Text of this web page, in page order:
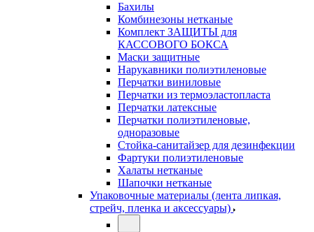
Бахилы
Комбинезоны нетканые
Комплект ЗАЩИТЫ для
КАССОВОГО БОКСА
Маски защитные
Нарукавники полиэтиленовые
Перчатки виниловые
Перчатки из термоэластопласта
Перчатки латексные
Перчатки полиэтиленовые,
одноразовые
Стойка-санитайзер для дезинфекции
Фартуки полиэтиленовые
Халаты нетканые
Шапочки нетканые
Упаковочные материалы (лента липкая,
стрейч, пленка и аксессуары)